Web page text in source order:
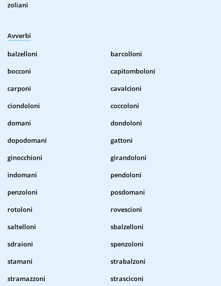
zoliani
Avverbi
balzelloni
barcolloni
bocconi
capitomboloni
carponi
cavalcioni
ciondoloni
coccoloni
domani
dondoloni
dopodomani
gattoni
ginocchioni
girandoloni
indomani
pendoloni
penzoloni
posdomani
rotoloni
rovescioni
saltelloni
sbalzelloni
sdraioni
spenzoloni
stamani
strabalzoni
stramazzoni
strasciconi